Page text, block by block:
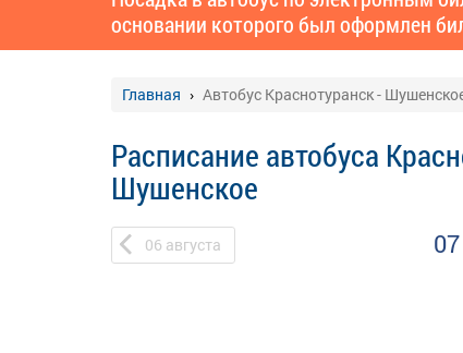
основании которого был оформлен
Главная Автобус Краснотуранск -
Расписание автобуса
Шушенское
06 августа